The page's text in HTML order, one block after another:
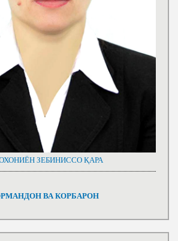
ЗЕБИНИССО ҚАРА
ВА КОРБАРОН